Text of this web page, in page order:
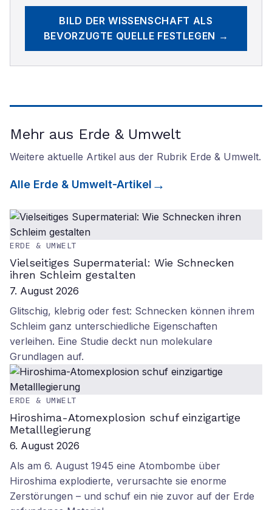
BILD DER WISSENSCHAFT ALS
BEVORZUGTE QUELLE FESTLEGEN →
Mehr aus Erde & Umwelt
Weitere aktuelle Artikel aus der Rubrik Erde & Umwelt.
Alle Erde & Umwelt-Artikel
ERDE & UMWELT
Vielseitiges Supermaterial: Wie Schnecken
ihren Schleim gestalten
7. August 2026
Glitschig, klebrig oder fest: Schnecken können ihrem
Schleim ganz unterschiedliche Eigenschaften
verleihen. Eine Studie deckt nun molekulare
Grundlagen auf.
ERDE & UMWELT
Hiroshima-Atomexplosion schuf einzigartige
Metalllegierung
6. August 2026
Als am 6. August 1945 eine Atombombe über
Hiroshima explodierte, verursachte sie enorme
Zerstörungen – und schuf ein nie zuvor auf der Erde